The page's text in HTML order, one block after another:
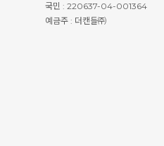
국민 : 220637-04-001364
예금주 : 더캔들㈜